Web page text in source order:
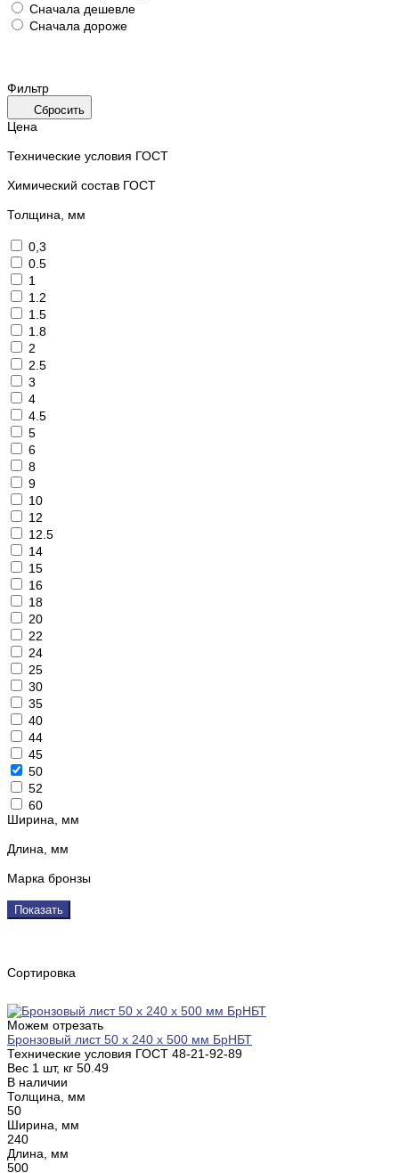
Сначала дешевле
Сначала дороже
Фильтр
Сбросить
Цена
Технические условия ГОСТ
Химический состав ГОСТ
Толщина, мм
0,3
0.5
1
1.2
1.5
1.8
2
2.5
3
4
4.5
5
6
8
9
10
12
12.5
14
15
16
18
20
22
24
25
30
35
40
44
45
50
52
60
Ширина, мм
Длина, мм
Марка бронзы
Показать
Сортировка
Можем отрезать
Бронзовый лист 50 х 240 х 500 мм БрНБТ
Технические условия ГОСТ 48-21-92-89
Вес 1 шт, кг 50.49
В наличии
Толщина, мм
50
Ширина, мм
240
Длина, мм
500